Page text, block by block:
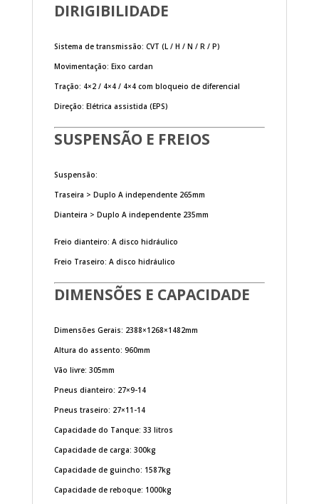
DIRIGIBILIDADE
Sistema de transmissão: CVT (L / H / N / R / P)
Movimentação: Eixo cardan
Tração: 4×2 / 4×4 / 4×4 com bloqueio de diferencial
Direção: Elétrica assistida (EPS)
SUSPENSÃO E FREIOS
Suspensão:
Traseira > Duplo A independente 265mm
Dianteira > Duplo A independente 235mm
Freio dianteiro: A disco hidráulico
Freio Traseiro: A disco hidráulico
DIMENSÕES E CAPACIDADE
Dimensões Gerais: 2388×1268×1482mm
Altura do assento: 960mm
Vão livre: 305mm
Pneus dianteiro: 27×9-14
Pneus traseiro: 27×11-14
Capacidade do Tanque: 33 litros
Capacidade de carga: 300kg
Capacidade de guincho: 1587kg
Capacidade de reboque: 1000kg